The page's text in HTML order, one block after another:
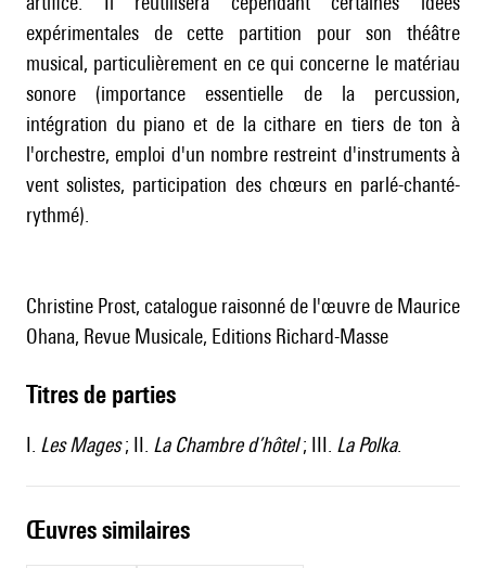
expérimentales de cette partition pour son théâtre
musical, particulièrement en ce qui concerne le matériau
sonore (importance essentielle de la percussion,
intégration du piano et de la cithare en tiers de ton à
l'orchestre, emploi d'un nombre restreint d'instruments à
vent solistes, participation des chœurs en parlé-chanté-
rythmé).
Christine Prost, catalogue raisonné de l'œuvre de Maurice
Ohana, Revue Musicale, Editions Richard-Masse
Titres de parties
I. Les Mages; II. La Chambre d’hôtel; III. La Polka.
œuvres similaires